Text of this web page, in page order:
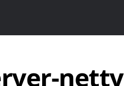
netty